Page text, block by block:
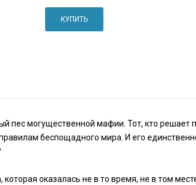
КУПИТЬ
пес могущественной мафии. Тот, кто
беспощадного мира. И его
оказалась не в то время, не в том